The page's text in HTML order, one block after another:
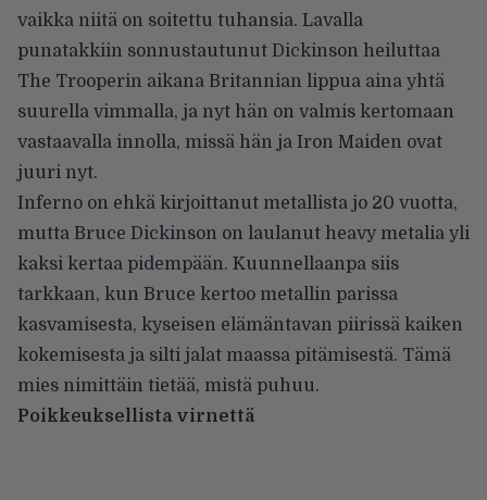
vaikka niitä on soitettu tuhansia. Lavalla
punatakkiin sonnustautunut Dickinson heiluttaa
The Trooperin aikana Britannian lippua aina yhtä
suurella vimmalla, ja nyt hän on valmis kertomaan
vastaavalla innolla, missä hän ja Iron Maiden ovat
juuri nyt.
Inferno on ehkä kirjoittanut metallista jo 20 vuotta,
mutta Bruce Dickinson on laulanut heavy metalia yli
kaksi kertaa pidempään. Kuunnellaanpa siis
tarkkaan, kun Bruce kertoo metallin parissa
kasvamisesta, kyseisen elämäntavan piirissä kaiken
kokemisesta ja silti jalat maassa pitämisestä. Tämä
mies nimittäin tietää, mistä puhuu.
Poikkeuksellista virnettä